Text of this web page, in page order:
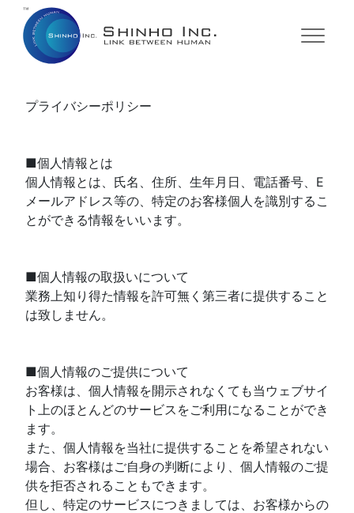
プライバシーポリシー
■個人情報とは
個人情報とは、氏名、住所、生年月日、電話番号、E
メールアドレス等の、特定のお客様個人を識別するこ
とができる情報をいいます。
■個人情報の取扱いについて
業務上知り得た情報を許可無く第三者に提供すること
は致しません。
■個人情報のご提供について
お客様は、個人情報を開示されなくても当ウェブサイ
ト上のほとんどのサービスをご利用になることができ
ます。
また、個人情報を当社に提供することを希望されない
場合、お客様はご自身の判断により、個人情報のご提
供を拒否されることもできます。
但し、特定のサービスにつきましては、お客様からの